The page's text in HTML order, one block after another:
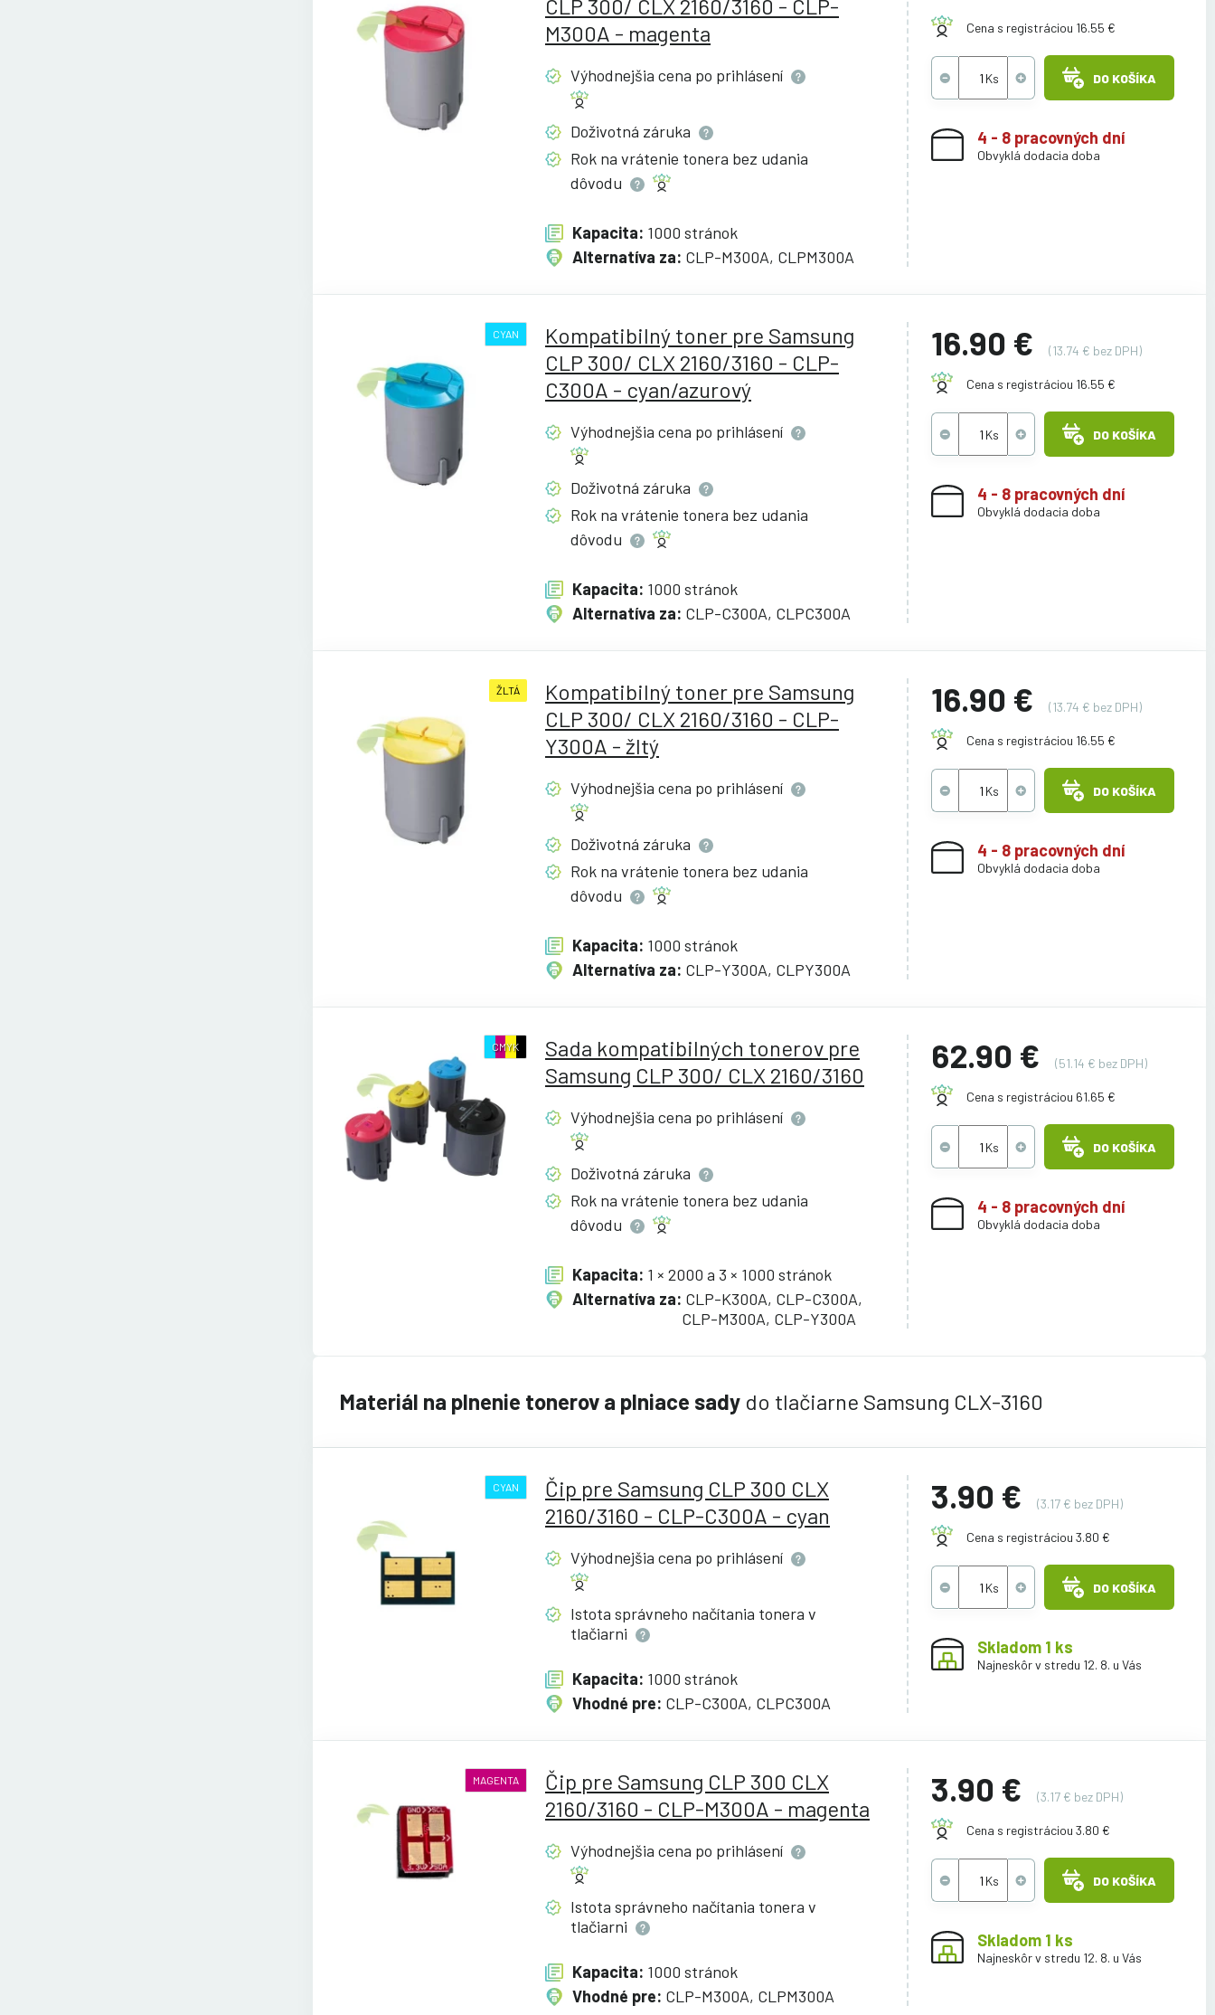
CLP 300/ CLX 2160/3160 - CLP-
M300A - magenta
Výhodnejšia cena po prihlásení
Doživotná záruka
Rok na vrátenie tonera bez udania
dôvodu
Kapacita: 1000 stránok
Alternatíva za: CLP-M300A, CLPM300A
Cena s registráciou 16.55 €
DO KOŠÍKA
4 - 8 pracovných dní
Obvyklá dodacia doba
CYAN
Kompatibilný toner pre Samsung
CLP 300/ CLX 2160/3160 - CLP-
C300A - cyan/azurový
Výhodnejšia cena po prihlásení
Doživotná záruka
Rok na vrátenie tonera bez udania
dôvodu
Kapacita: 1000 stránok
Alternatíva za: CLP-C300A, CLPC300A
16.90 € (13.74 € bez DPH)
Cena s registráciou 16.55 €
DO KOŠÍKA
4 - 8 pracovných dní
Obvyklá dodacia doba
ŽLTÁ
Kompatibilný toner pre Samsung
CLP 300/ CLX 2160/3160 - CLP-
Y300A - žltý
Výhodnejšia cena po prihlásení
Doživotná záruka
Rok na vrátenie tonera bez udania
dôvodu
Kapacita: 1000 stránok
Alternatíva za: CLP-Y300A, CLPY300A
16.90 € (13.74 € bez DPH)
Cena s registráciou 16.55 €
DO KOŠÍKA
4 - 8 pracovných dní
Obvyklá dodacia doba
CMYK
Sada kompatibilných tonerov pre
Samsung CLP 300/ CLX 2160/3160
Výhodnejšia cena po prihlásení
Doživotná záruka
Rok na vrátenie tonera bez udania
dôvodu
Kapacita: 1 × 2000 a 3 × 1000 stránok
Alternatíva za: CLP-K300A, CLP-C300A,
CLP-M300A, CLP-Y300A
62.90 € (51.14 € bez DPH)
Cena s registráciou 61.65 €
DO KOŠÍKA
4 - 8 pracovných dní
Obvyklá dodacia doba
Materiál na plnenie tonerov a plniace sady do tlačiarne Samsung CLX-3160
CYAN
Čip pre Samsung CLP 300 CLX
2160/3160 - CLP-C300A - cyan
Výhodnejšia cena po prihlásení
Istota správneho načítania tonera v
tlačiarni
Kapacita: 1000 stránok
Vhodné pre: CLP-C300A, CLPC300A
3.90 € (3.17 € bez DPH)
Cena s registráciou 3.80 €
DO KOŠÍKA
Skladom 1 ks
Najneskôr v stredu 12. 8. u Vás
MAGENTA
Čip pre Samsung CLP 300 CLX
2160/3160 - CLP-M300A - magenta
Výhodnejšia cena po prihlásení
Istota správneho načítania tonera v
tlačiarni
Kapacita: 1000 stránok
Vhodné pre: CLP-M300A, CLPM300A
3.90 € (3.17 € bez DPH)
Cena s registráciou 3.80 €
DO KOŠÍKA
Skladom 1 ks
Najneskôr v stredu 12. 8. u Vás